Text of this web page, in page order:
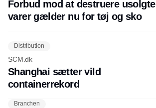
Forbud mod at destruere usolgte
varer gælder nu for tøj og sko
Distribution
SCM.dk
Shanghai sætter vild
containerrekord
Branchen